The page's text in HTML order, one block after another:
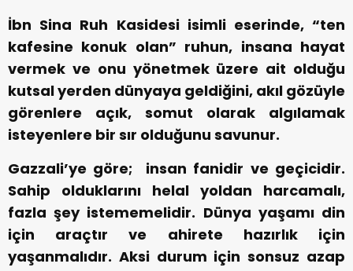
İbn Sina Ruh Kasidesi isimli eserinde, “ten
kafesine konuk olan” ruhun, insana hayat
vermek ve onu yönetmek üzere ait olduğu
kutsal yerden dünyaya geldiğini, akıl gözüyle
görenlere açık, somut olarak algılamak
isteyenlere bir sır olduğunu savunur.
Gazzali’ye göre; insan fanidir ve geçicidir.
Sahip olduklarını helal yoldan harcamalı,
fazla şey istememelidir. Dünya yaşamı din
için araçtır ve ahirete hazırlık için
yaşanmalıdır. Aksi durum için sonsuz azap